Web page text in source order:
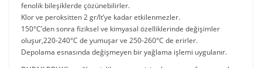
fenolik bileşiklerde çözünebilirler.
Klor ve peroksitten 2 gr/lt’ye kadar etkilenmezler.
150°C’den sonra fiziksel ve kimyasal özelliklerinde değişimler
oluşur,220-240°C de yumuşar ve 250-260°C de erirler.
Depolama esnasında değişmeyen bir yağlama işlemi uygulanır.